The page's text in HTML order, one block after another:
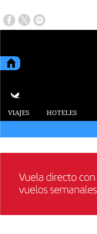
VIAJES HOTELES